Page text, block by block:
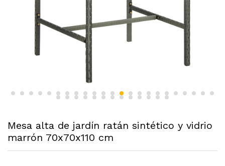
Mesa alta de jardín ratán sintético y vidrio
marrón 70x70x110 cm